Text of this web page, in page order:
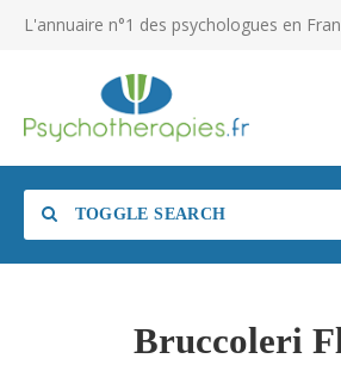
L'annuaire n°1 des psychologues en
TOGGLE SEARCH
Bruccoleri